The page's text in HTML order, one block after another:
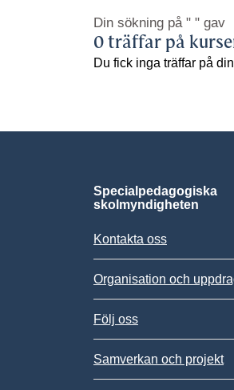
Din sökning på " " gav
0 träffar på
Du fick inga träffar på
Specialpedagogiska
skolmyndigheten
Kontakta oss
Organisation och
Följ oss
Samverkan och projekt